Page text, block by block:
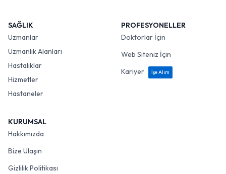
SAĞLIK
Uzmanlar
Uzmanlık Alanları
Hastalıklar
Hizmetler
Hastaneler
PROFESYONELLER
Doktorlar İçin
Web Siteniz İçin
Kariyer
İşe Alım
KURUMSAL
Hakkımızda
Bize Ulaşın
Gizlilik Politikası